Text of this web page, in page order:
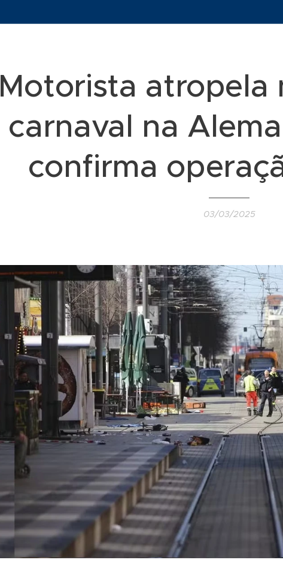
Motorista atropela
carnaval na
confirma
03/03/2025